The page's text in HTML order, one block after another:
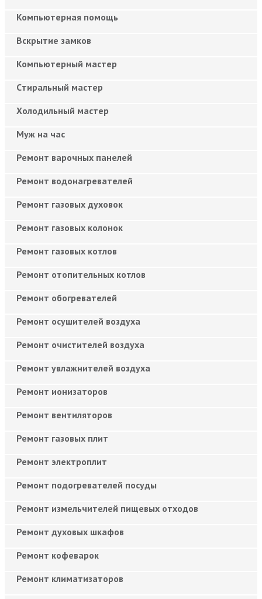
Компьютерная помощь
Вскрытие замков
Компьютерный мастер
Cтиральный мастер
Холодильный мастер
Муж на час
Ремонт варочных панелей
Ремонт водонагревателей
Ремонт газовых духовок
Ремонт газовых колонок
Ремонт газовых котлов
Ремонт отопительных котлов
Ремонт обогревателей
Ремонт осушителей воздуха
Ремонт очистителей воздуха
Ремонт увлажнителей воздуха
Ремонт ионизаторов
Ремонт вентиляторов
Ремонт газовых плит
Ремонт электроплит
Ремонт подогревателей посуды
Ремонт измельчителей пищевых отходов
Ремонт духовых шкафов
Ремонт кофеварок
Ремонт климатизаторов